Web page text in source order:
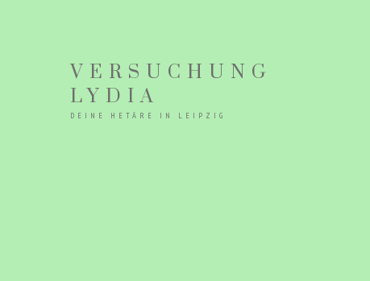
VERSUCHUNG
LYDIA
DEINE HETÄRE IN LEIPZIG